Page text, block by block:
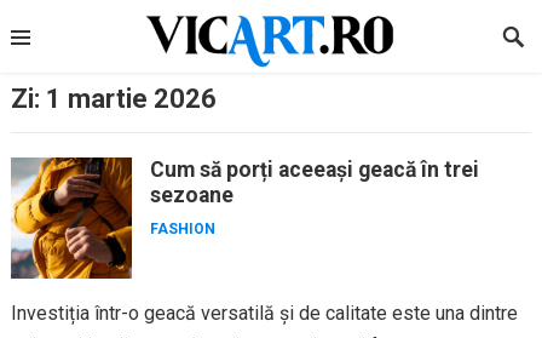
to
Zi: 1 martie 2026
Cum să porți aceeași geacă în trei
sezoane
FASHION
Investiția într-o geacă versatilă și de calitate este una dintre